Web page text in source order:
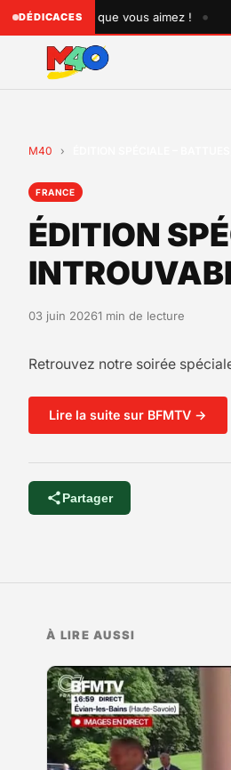
DÉDICACESque vous aimez ! •
M40 ›
FRANCE
ÉDITION
03 juin 20261 min de lecture
Retrouvez notre soirée
Lire la suite sur BFMTV →
Partager
À LIRE AUSSI